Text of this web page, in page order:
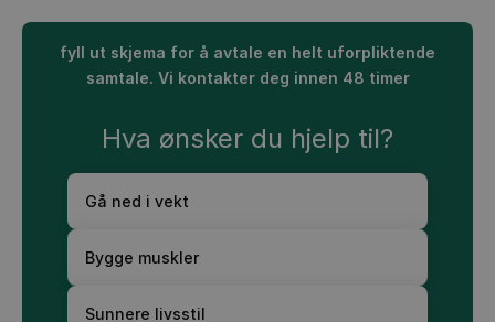
fyll ut skjema for å avtale en helt uforpliktende
samtale. Vi kontakter deg innen 48 timer
Hva ønsker du hjelp til?
Gå ned i vekt
Bygge muskler
Sunnere livsstil